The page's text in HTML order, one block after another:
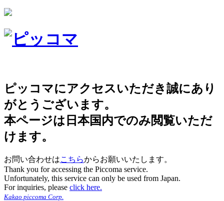
ピッコマにアクセスいただき誠にあり
がとうございます。
本ページは日本国内でのみ閲覧いただ
けます。
お問い合わせはこちらからお願いいたします。
Thank you for accessing the Piccoma service.
Unfortunately, this service can only be used from Japan.
For inquiries, please click here.
Kakao piccoma Corp.